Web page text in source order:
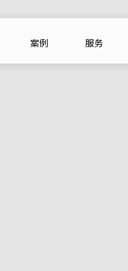
案例 服务